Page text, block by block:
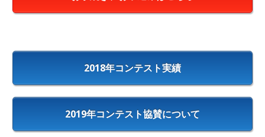
2018年コンテスト実績
2019年コンテスト協賛について